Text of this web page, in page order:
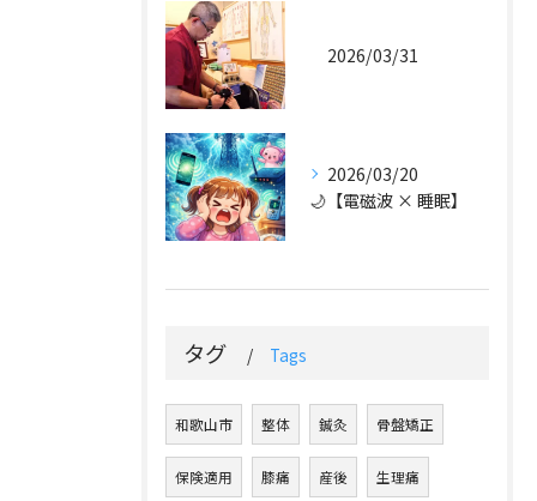
2026/03/31
2026/03/20
🌙【電磁波 × 睡眠】
タグ Tags
和歌山市 整体 鍼灸 骨盤矯正
保険適用 膝痛 産後 生理痛